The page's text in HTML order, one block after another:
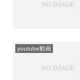
youtube動画